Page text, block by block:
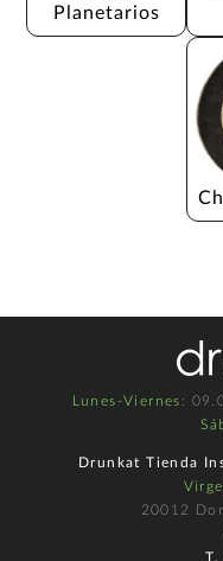
Planetarios
Lunes-Viernes :
Drunkat Tienda
20012
T.